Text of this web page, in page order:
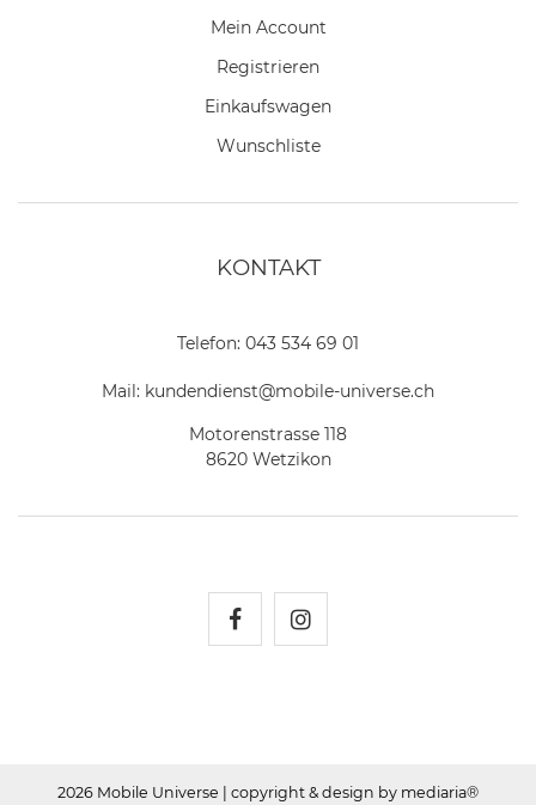
Mein Account
Registrieren
Einkaufswagen
Wunschliste
KONTAKT
Telefon: 043 534 69 01
Mail: kundendienst@mobile-universe.ch
Motorenstrasse 118
8620 Wetzikon
2026 Mobile Universe | copyright & design by mediaria®